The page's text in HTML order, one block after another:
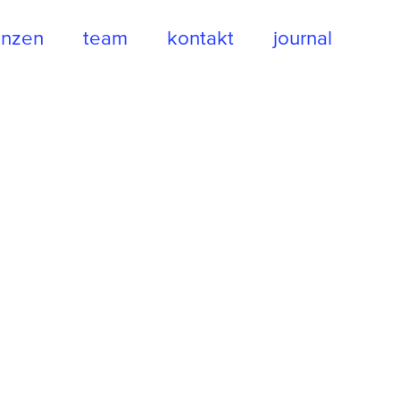
team kontakt journal
team kontakt journal